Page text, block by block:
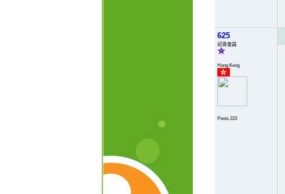
625
初青會員
Hong Kong
Posts 223